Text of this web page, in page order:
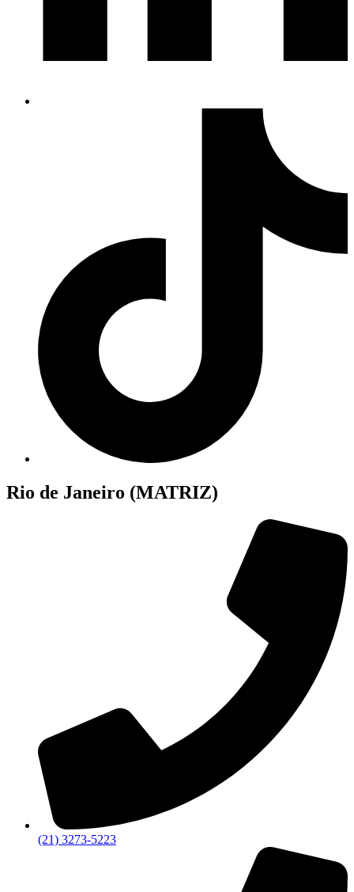
Rio de Janeiro (MATRIZ)
(21) 3273-5223